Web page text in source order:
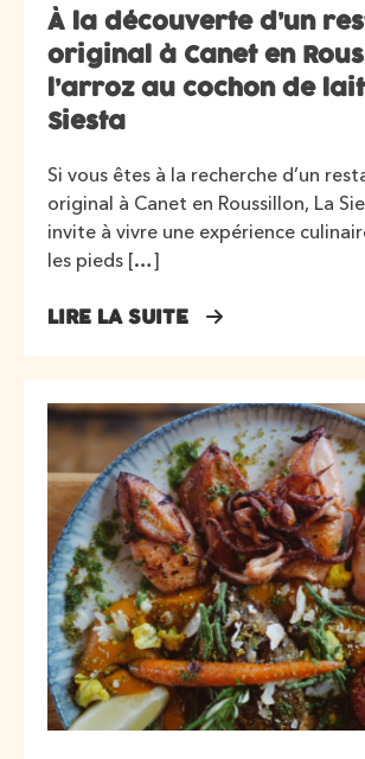
À la découverte d’un
original à Canet en
l’arroz au cochon de
Siesta
Si vous êtes à la recherche d’un
original à Canet en Roussillon, La
invite à vivre une expérience
les pieds […]
LIRE LA SUITE